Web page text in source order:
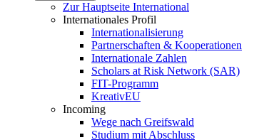
Zur Hauptseite International
Internationales Profil
Internationalisierung
Partnerschaften & Kooperationen
Internationale Zahlen
Scholars at Risk Network (SAR)
FIT-Programm
KreativEU
Incoming
Wege nach Greifswald
Studium mit Abschluss